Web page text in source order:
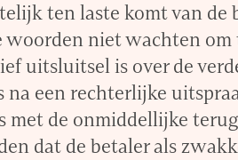
ten laste komt van de
woorden niet wachten
uitsluitsel is over de
na een rechterlijke
met de onmiddellijke
dat de betaler als